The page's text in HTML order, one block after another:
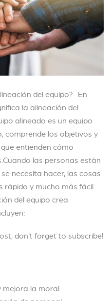
del equipo? En
la alineación del
alineado es un equipo
comprende los objetivos y
entienden cómo
las personas están
necesita hacer, las cosas
rápido y mucho más fácil.
del equipo crea
don't forget to subscribe!
la moral.